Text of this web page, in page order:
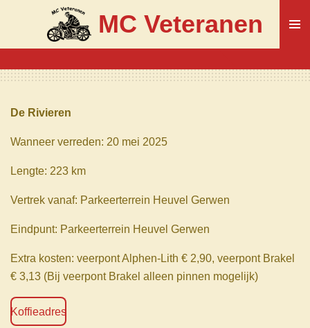
naar
de
MC Veteranen
De Rivieren
Wanneer verreden: 20 mei 2025
Lengte: 223 km
Vertrek vanaf: Parkeerterrein Heuvel Gerwen
Eindpunt: Parkeerterrein Heuvel Gerwen
Extra kosten: veerpont Alphen-Lith € 2,90, veerpont Brakel
€ 3,13 (Bij veerpont Brakel alleen pinnen mogelijk)
Koffieadres